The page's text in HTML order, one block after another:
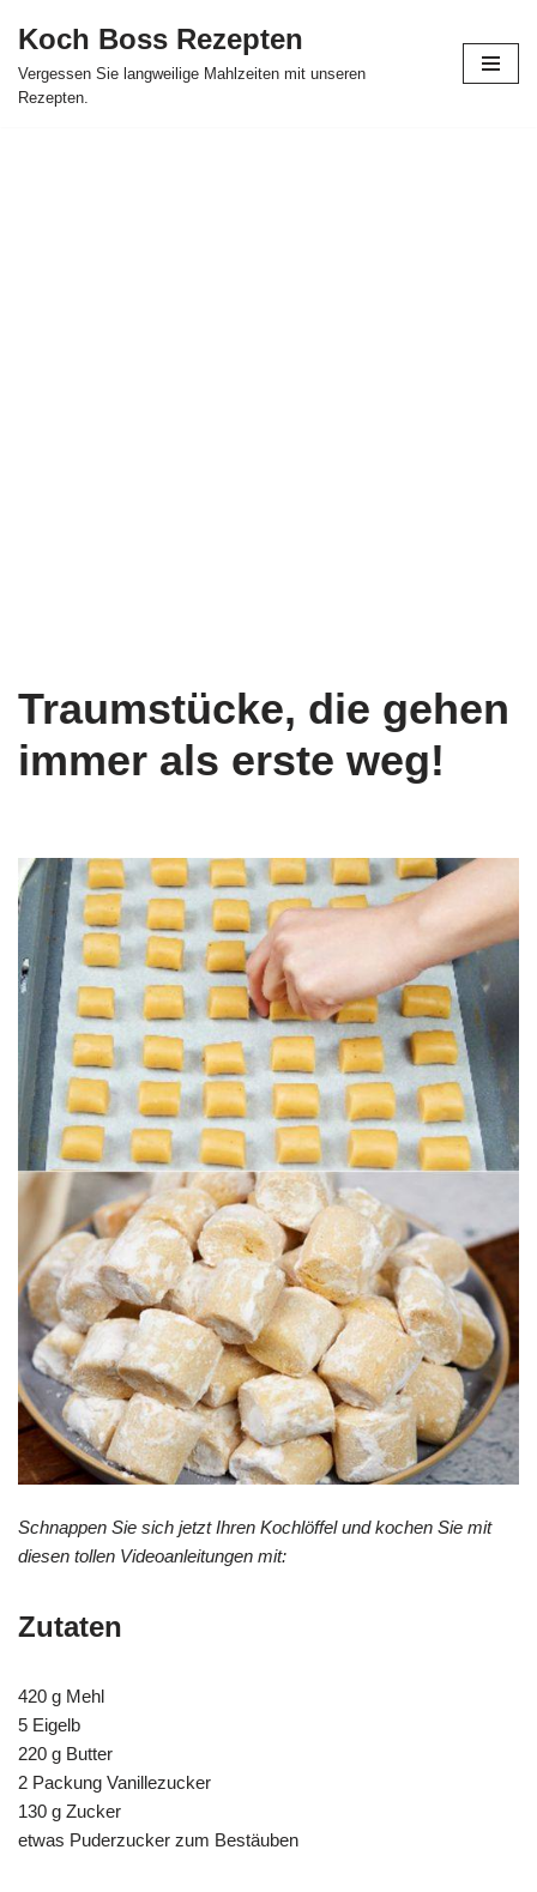
Skip
to
Koch Boss Rezepten
Vergessen Sie langweilige Mahlzeiten mit unseren
Rezepten.
Traumstücke, die gehen
immer als erste weg!
Schnappen Sie sich jetzt Ihren Kochlöffel und kochen Sie mit
diesen tollen Videoanleitungen mit:
Zutaten
420 g Mehl
5 Eigelb
220 g Butter
2 Packung Vanillezucker
130 g Zucker
etwas Puderzucker zum Bestäuben